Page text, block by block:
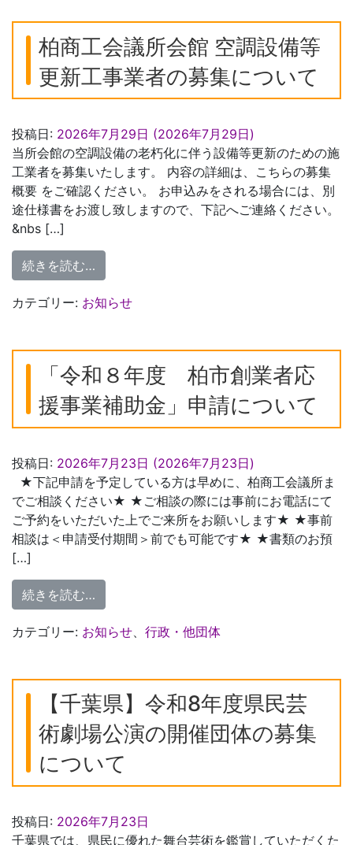
柏商工会議所会館 空調設備等
更新工事業者の募集について
投稿日: 2026年7月29日 (2026年7月29日)
当所会館の空調設備の老朽化に伴う設備等更新のための施
工業者を募集いたします。 内容の詳細は、こちらの募集
概要 をご確認ください。 お申込みをされる場合には、別
途仕様書をお渡し致しますので、下記へご連絡ください。
&nbs […]
続きを読む…
カテゴリー: お知らせ
「令和８年度 柏市創業者応
援事業補助金」申請について
投稿日: 2026年7月23日 (2026年7月23日)
★下記申請を予定している方は早めに、柏商工会議所ま
でご相談ください★ ★ご相談の際には事前にお電話にて
ご予約をいただいた上でご来所をお願いします★ ★事前
相談は＜申請受付期間＞前でも可能です★ ★書類のお預
[…]
続きを読む…
カテゴリー: お知らせ 行政・他団体
【千葉県】令和8年度県民芸
術劇場公演の開催団体の募集
について
投稿日: 2026年7月23日
千葉県では、県民に優れた舞台芸術を鑑賞していただくた